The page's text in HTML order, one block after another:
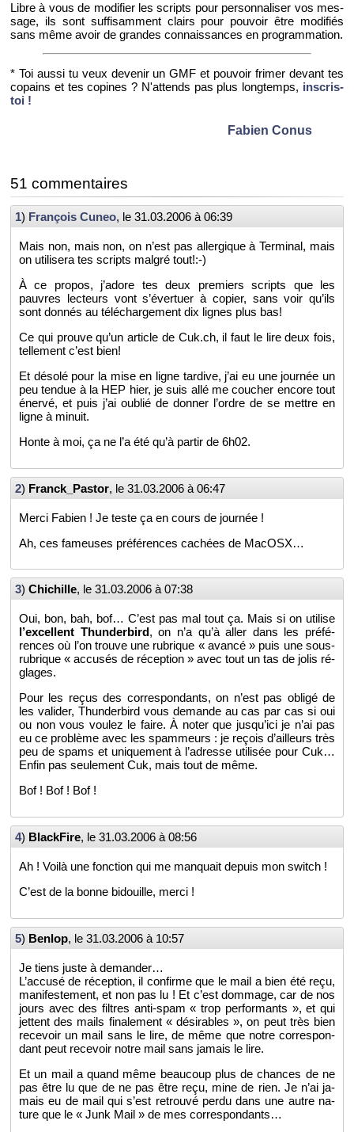
Libre à vous de mo­di­fier les scripts pour per­son­na­li­ser vos mes­
sage, ils sont suf­fi­sam­ment clairs pour pou­voir être mo­di­fiés
sans même avoir de grandes connais­sances en pro­gram­ma­tion.
* Toi aussi tu veux de­ve­nir un GMF et pou­voir fri­mer de­vant tes
co­pains et tes co­pines ? N'at­tends pas plus long­temps, ins­cris-
toi !
Fa­bien Conus
51 com­men­taires
1) Fran­çois Cuneo, le 31.03.2006 à 06:39
Mais non, mais non, on n’est pas al­ler­gique à Ter­mi­nal, mais
on uti­li­sera tes scripts mal­gré tout!:-)
À ce pro­pos, j’adore tes deux pre­miers scripts que les
pauvres lec­teurs vont s’éver­tuer à co­pier, sans voir qu’ils
sont don­nés au té­lé­char­ge­ment dix lignes plus bas!
Ce qui prouve qu’un ar­ticle de Cuk.​ch, il faut le lire deux fois,
tel­le­ment c’est bien!
Et dé­solé pour la mise en ligne tar­dive, j’ai eu une jour­née un
peu ten­due à la HEP hier, je suis allé me cou­cher en­core tout
énervé, et puis j’ai ou­blié de don­ner l’ordre de se mettre en
ligne à mi­nuit.
Honte à moi, ça ne l’a été qu’à par­tir de 6h02.
2) Franck_­Pas­tor, le 31.03.2006 à 06:47
Merci Fa­bien ! Je teste ça en cours de jour­née !
Ah, ces fa­meuses pré­fé­rences ca­chées de Ma­cOSX…
3) Chi­chille, le 31.03.2006 à 07:38
Oui, bon, bah, bof… C’est pas mal tout ça. Mais si on uti­lise
l’ex­cellent Thun­der­bird, on n’a qu’à aller dans les pré­fé­
rences où l’on trouve une ru­brique « avancé » puis une sous-
ru­brique « ac­cu­sés de ré­cep­tion » avec tout un tas de jolis ré­
glages.
Pour les reçus des cor­res­pon­dants, on n’est pas obligé de
les va­li­der, Thun­der­bird vous de­mande au cas par cas si oui
ou non vous vou­lez le faire. À noter que jus­qu’ici je n’ai pas
eu ce pro­blème avec les spam­meurs : je re­çois d’ailleurs très
peu de spams et uni­que­ment à l’adresse uti­li­sée pour Cuk…
Enfin pas seule­ment Cuk, mais tout de même.
Bof ! Bof ! Bof !
4) Black­Fire, le 31.03.2006 à 08:56
Ah ! Voilà une fonc­tion qui me man­quait de­puis mon switch !
C’est de la bonne bi­douille, merci !
5) Ben­lop, le 31.03.2006 à 10:57
Je tiens juste à de­man­der…
L’ac­cusé de ré­cep­tion, il confirme que le mail a bien été reçu,
ma­ni­fes­te­ment, et non pas lu ! Et c’est dom­mage, car de nos
jours avec des filtres anti-spam « trop per­for­mants », et qui
jettent des mails fi­na­le­ment « dé­si­rables », on peut très bien
re­ce­voir un mail sans le lire, de même que notre cor­res­pon­
dant peut re­ce­voir notre mail sans ja­mais le lire.
Et un mail a quand même beau­coup plus de chances de ne
pas être lu que de ne pas être reçu, mine de rien. Je n’ai ja­
mais eu de mail qui s’est re­trouvé perdu dans une autre na­
ture que le « Junk Mail » de mes cor­res­pon­dants…